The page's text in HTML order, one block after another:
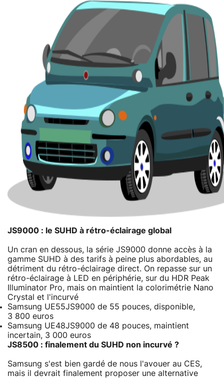
JS9000 : le SUHD à rétro-éclairage global
Un cran en dessous, la série JS9000 donne accès à la
gamme SUHD à des tarifs à peine plus abordables, au
détriment du rétro-éclairage direct. On repasse sur un
rétro-éclairage à LED en périphérie, sur du HDR Peak
Illuminator Pro, mais on maintient la colorimétrie Nano
Crystal et l'incurvé
Samsung UE55JS9000 de 55 pouces, disponible,
3 800 euros
Samsung UE48JS9000 de 48 pouces, maintient
incertain, 3 000 euros
JS8500 : finalement du SUHD non incurvé ?
Samsung s'est bien gardé de nous l'avouer au CES,
mais il devrait finalement proposer une alternative